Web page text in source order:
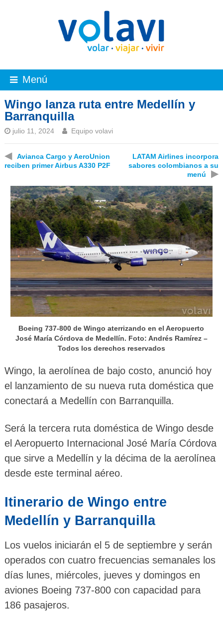
Menú
Wingo lanza ruta entre Medellín y
Barranquilla
julio 11, 2024 Equipo volavi
◀
Avianca Cargo y AeroUnion
reciben primer Airbus A330 P2F
LATAM Airlines incorpora
sabores colombianos a su
menú
▶
Boeing 737-800 de Wingo aterrizando en el Aeropuerto
José María Córdova de Medellín. Foto: Andrés Ramírez –
Todos los derechos reservados
Wingo, la aerolínea de bajo costo, anunció hoy
el lanzamiento de su nueva ruta doméstica que
conectará a Medellín con Barranquilla.
Será la tercera ruta doméstica de Wingo desde
el Aeropuerto Internacional José María Córdova
que sirve a Medellín y la décima de la aerolínea
desde este terminal aéreo.
Itinerario de Wingo entre
Medellín y Barranquilla
Los vuelos iniciarán el 5 de septiembre y serán
operados con cuatro frecuencias semanales los
días lunes, miércoles, jueves y domingos en
aviones Boeing 737-800 con capacidad para
186 pasajeros.